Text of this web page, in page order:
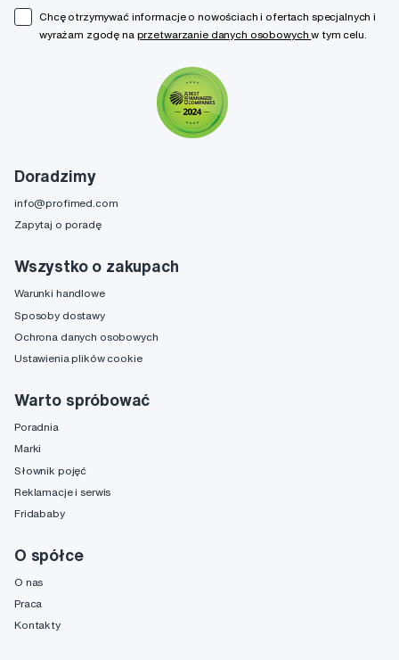
Doradzimy
info@profimed.com
Zapytaj o poradę
Wszystko o zakupach
Warunki handlowe
Sposoby dostawy
Ochrona danych osobowych
Ustawienia plików cookie
Warto spróbować
Poradnia
Marki
Słownik pojęć
Reklamacje i serwis
Fridababy
O spółce
O nas
Praca
Kontakty
Chcę otrzymywać informacje o nowościach i ofertach specjalnych i
wyrażam zgodę na przetwarzanie danych osobowychw tym celu.